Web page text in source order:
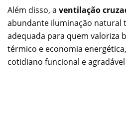
Além disso, a ventilação
abundante iluminação natural
adequada para quem valoriza
térmico e economia
cotidiano funcional e